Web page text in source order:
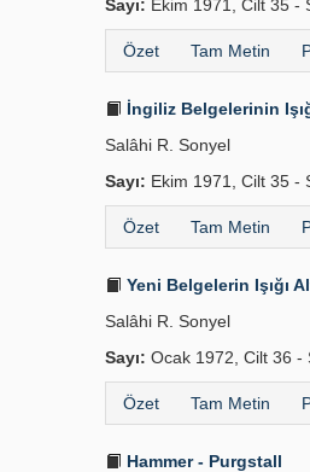
Sayı: Ekim 1971, Cilt 35 -
Özet Tam Metin
İngiliz Belgelerinin
Salâhi R. Sonyel
Sayı: Ekim 1971, Cilt 35 -
Özet Tam Metin
Yeni Belgelerin Işığı
Salâhi R. Sonyel
Sayı: Ocak 1972, Cilt 36 -
Özet Tam Metin
Hammer - Purgstall